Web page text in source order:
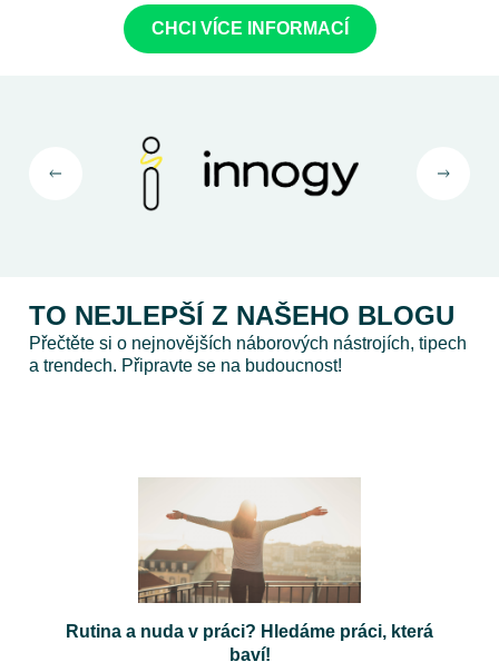
CHCI VÍCE INFORMACÍ
TO NEJLEPŠÍ Z NAŠEHO BLOGU
Přečtěte si o nejnovějších náborových nástrojích, tipech
a trendech. Připravte se na budoucnost!
Rutina a nuda v práci? Hledáme práci, která
baví!